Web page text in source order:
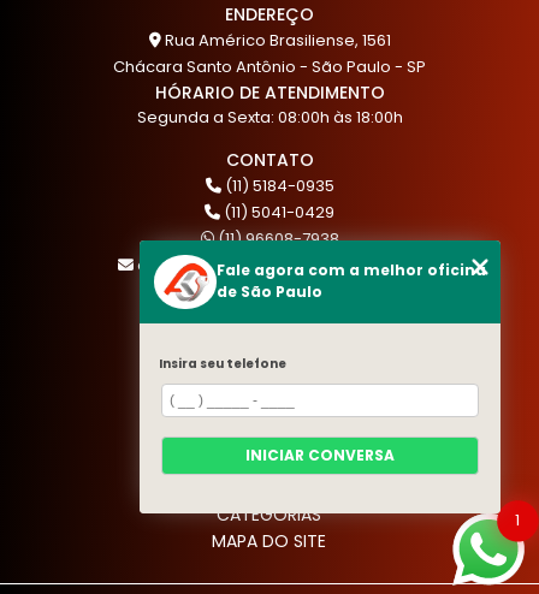
ENDEREÇO
Rua Américo Brasiliense, 1561
Chácara Santo Antônio - São Paulo - SP
HÓRARIO DE ATENDIMENTO
Segunda a Sexta: 08:00h às 18:00h
CONTATO
(11) 5184-0935
(11) 5041-0429
(11) 96608-7938
atendimento@akautocenter.com.br
MENU
HOME
QUEM SOMOS
SERVIÇOS
BLOG
CATEGORIAS
MAPA DO SITE
1
Fale agora com a melhor oficina
de São Paulo
Insira seu telefone
INICIAR CONVERSA